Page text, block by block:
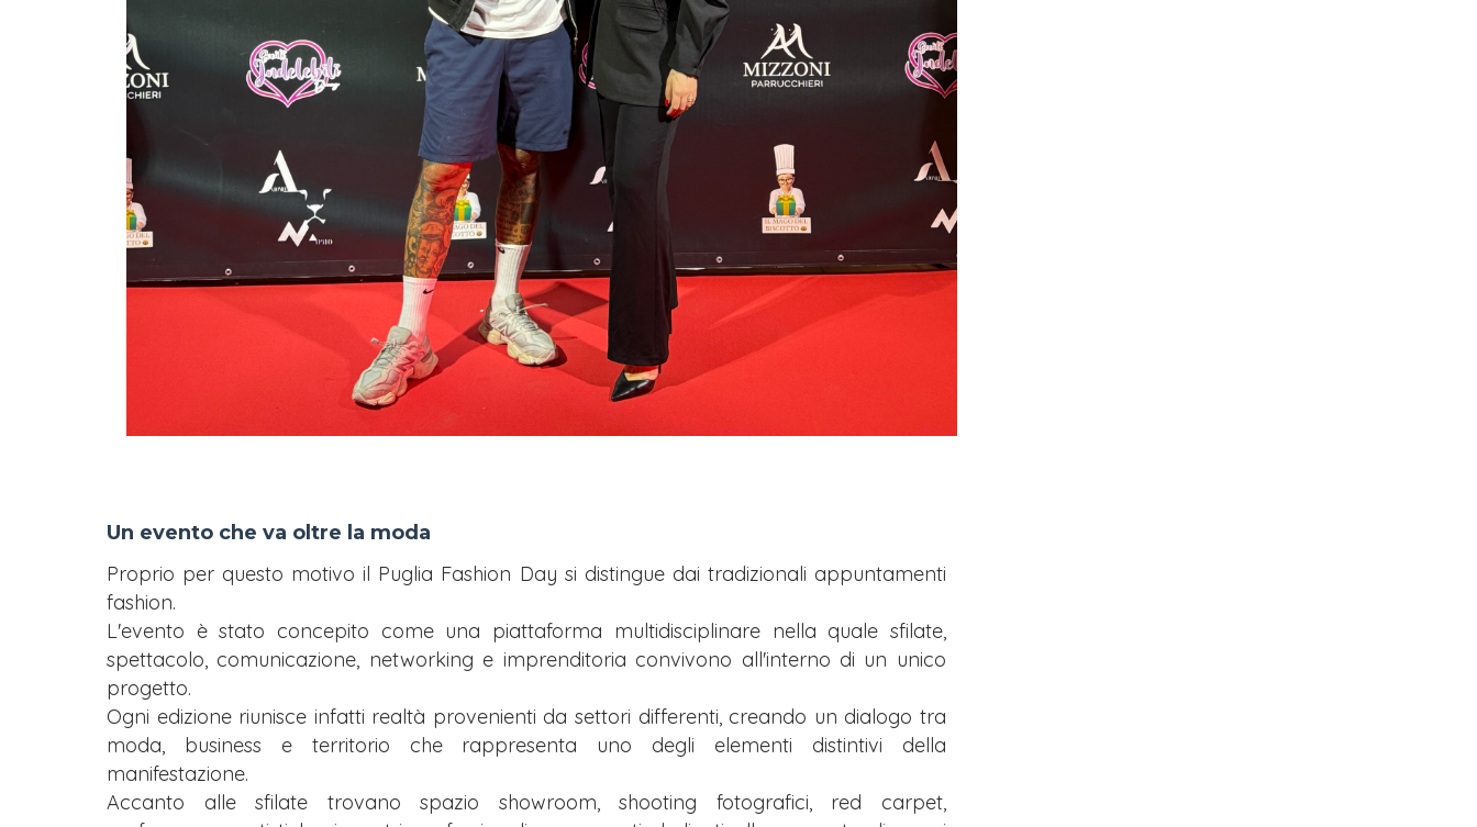
Un evento che va oltre la moda
Proprio per questo motivo il Puglia Fashion Day si distingue dai tradizionali appuntamenti
fashion.
L'evento è stato concepito come una piattaforma multidisciplinare nella quale sfilate,
spettacolo, comunicazione, networking e imprenditoria convivono all'interno di un unico
progetto.
Ogni edizione riunisce infatti realtà provenienti da settori differenti, creando un dialogo tra
moda, business e territorio che rappresenta uno degli elementi distintivi della
manifestazione.
Accanto alle sfilate trovano spazio showroom, shooting fotografici, red carpet,